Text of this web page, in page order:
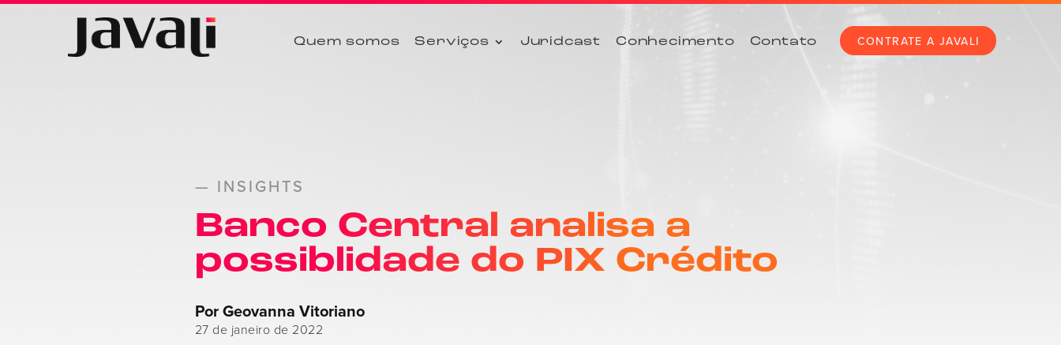
Quem somos Serviços Juridcast Conhecimento Contato CONTRATE A JAVALI
— INSIGHTS
Banco Central analisa a
possiblidade do PIX Crédito
Por Geovanna Vitoriano
27 de janeiro de 2022